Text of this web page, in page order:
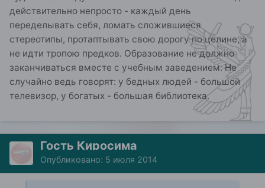
действительно непросто - каждый день
переделывать себя, ломать сложившиеся
стереотипы, протаптывать свою дорогу по целине, а
не идти тропою предков. Образование не должно
заканчиваться вместе с учебным заведением. Не
случайно ведь говорят: у бедных людей - большой
телевизор, у богатых - большая библиотека.
Гость Киросима
Опубликовано: 5 июля 2014